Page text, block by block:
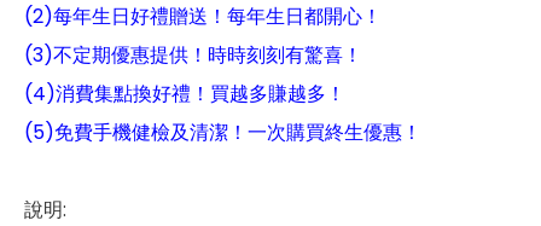
(2)每年生日好禮贈送！每年生日都開心！
(3)不定期優惠提供！時時刻刻有驚喜！
(4)消費集點換好禮！買越多賺越多！
(5)免費手機健檢及清潔！一次購買終生優惠！
說明: